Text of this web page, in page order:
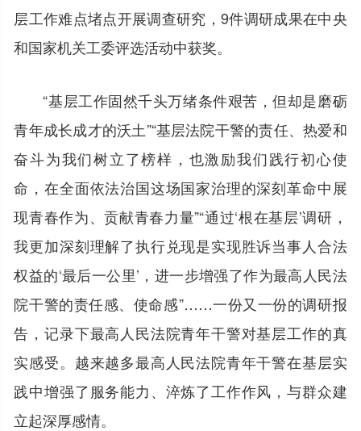
层工作难点堵点开展调查研究，9件调研成果在中央
和国家机关工委评选活动中获奖。
“基层工作固然千头万绪条件艰苦，但却是磨砺
青年成长成才的沃土”“基层法院干警的责任、热爱和
奋斗为我们树立了榜样，也激励我们践行初心使
命，在全面依法治国这场国家治理的深刻革命中展
现青春作为、贡献青春力量”“通过‘根在基层’调研，
我更加深刻理解了执行兑现是实现胜诉当事人合法
权益的‘最后一公里’，进一步增强了作为最高人民法
院干警的责任感、使命感”……一份又一份的调研报
告，记录下最高人民法院青年干警对基层工作的真
实感受。越来越多最高人民法院青年干警在基层实
践中增强了服务能力、淬炼了工作作风，与群众建
立起深厚感情。